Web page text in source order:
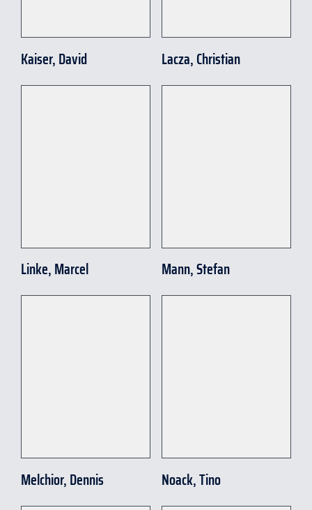
Kaiser, David Lacza, Christian
Linke, Marcel Mann, Stefan
Melchior, Dennis Noack, Tino